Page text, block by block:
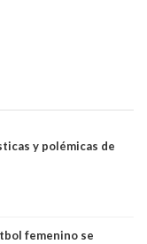
y polémicas de
femenino se